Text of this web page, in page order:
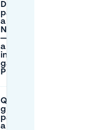
Dove posso
parcheggiare
a Utrecht
Noord-Oost
—parcheggio
a pagamento
in strada,
garage o
P+R?
Quali sono
gli orari di
parcheggio
a